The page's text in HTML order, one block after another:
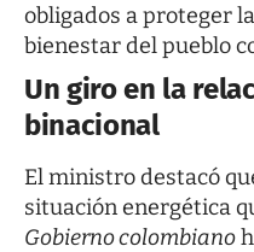
obligados a proteger
bienestar del pueblo
Un giro en la
binacional
El ministro destacó
situación energética
Gobierno colombiano